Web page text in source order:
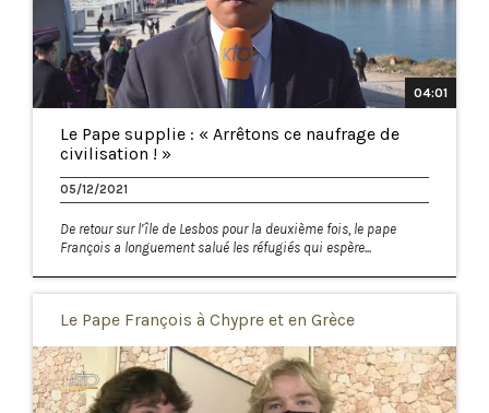
04:01
Le Pape supplie : « Arrêtons ce naufrage de
civilisation ! »
05/12/2021
De retour sur l’île de Lesbos pour la deuxième fois, le pape
François a longuement salué les réfugiés qui espère...
Le Pape François à Chypre et en Grèce